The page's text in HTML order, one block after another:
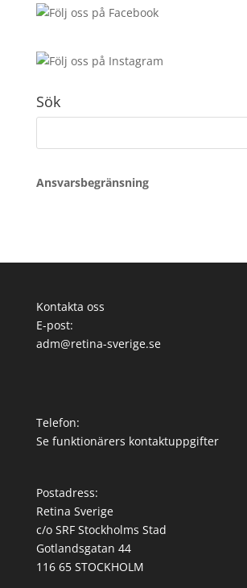
Sök
Sök
Ansvarsbegränsning
Kontakta oss
E-post:
adm@retina-sverige.se
Telefon:
Se funktionärers kontaktuppgifter
Postadress:
Retina Sverige
c/o SRF Stockholms Stad
Gotlandsgatan 44
116 65 STOCKHOLM